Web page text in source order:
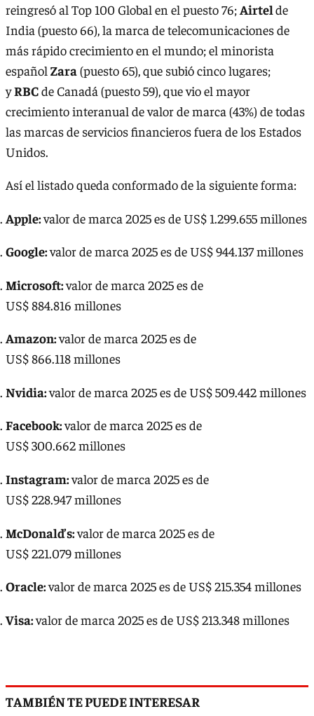
reingresó al Top 100 Global en el puesto 76; Airtelde
India (puesto 66), la marca de telecomunicaciones de
más rápido crecimiento en el mundo; el minorista
español Zara (puesto 65), que subió cinco lugares;
yRBCde Canadá (puesto 59), que vio el mayor
crecimiento interanual de valor de marca (43%) de todas
las marcas de servicios financieros fuera de los Estados
Unidos.
Así el listado queda conformado de la siguiente forma:
Apple:valor de marca 2025 es de US$ 1.299.655 millones
Google:valor de marca 2025 es de US$ 944.137 millones
Microsoft:valor de marca 2025 es de
US$ 884.816 millones
Amazon:valor de marca 2025 es de
US$ 866.118 millones
Nvidia:valor de marca 2025 es de US$ 509.442 millones
Facebook:valor de marca 2025 es de
US$ 300.662 millones
Instagram:valor de marca 2025 es de
US$ 228.947 millones
McDonald’s:valor de marca 2025 es de
US$ 221.079 millones
Oracle:valor de marca 2025 es de US$ 215.354 millones
Visa:valor de marca 2025 es de US$ 213.348 millones
TAMBIÉN TE PUEDE INTERESAR